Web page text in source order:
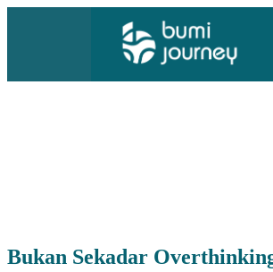
Bukan Sekadar